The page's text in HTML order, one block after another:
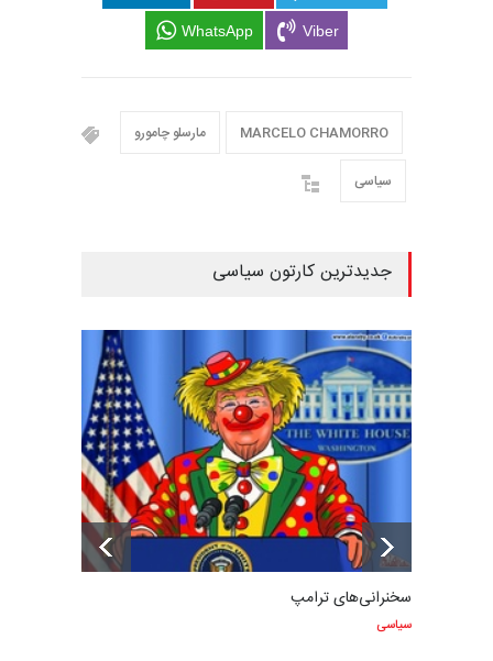
WhatsApp Viber
مارسلو چامورو MARCELO CHAMORRO
سیاسی
جدیدترین کارتون سیاسی
سخنرانی‌های ترامپ
سیاسی